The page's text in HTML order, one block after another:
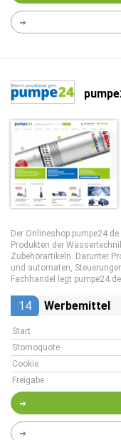
Der Onlineshop
Produkten der
Zubehörartikeln. Darunter
und automaten,
Fachhandel legt
14 Werbemittel
Start
Stornoquote
Cookie
Freigabe